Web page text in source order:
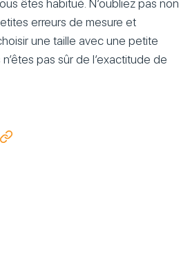
êtes habitué. N’oubliez pas non
erreurs de mesure et
une taille avec une petite
pas sûr de l’exactitude de